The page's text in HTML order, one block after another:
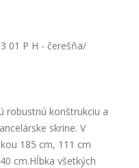
01 P H - čerešňa/
robustnú konštrukciu a
skrine. V
185 cm, 111 cm
cm.Hĺbka všetkých